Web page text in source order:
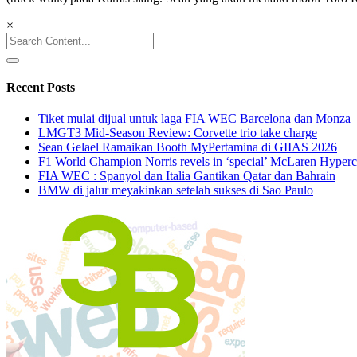
×
Search
for:
Recent Posts
Tiket mulai dijual untuk laga FIA WEC Barcelona dan Monza
LMGT3 Mid-Season Review: Corvette trio take charge
Sean Gelael Ramaikan Booth MyPertamina di GIIAS 2026
F1 World Champion Norris revels in ‘special’ McLaren
FIA WEC : Spanyol dan Italia Gantikan Qatar dan Bahrain
BMW di jalur meyakinkan setelah sukses di Sao Paulo